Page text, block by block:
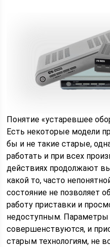
Понятие «устаревшее
Есть некоторые модели
бы и не такие старые,
работать и при всех
действиях продолжают
какой то, часто
состояние не позволяет
работу приставки и
недоступным. Параметры
совершенствуются, и
старым технологиям, не